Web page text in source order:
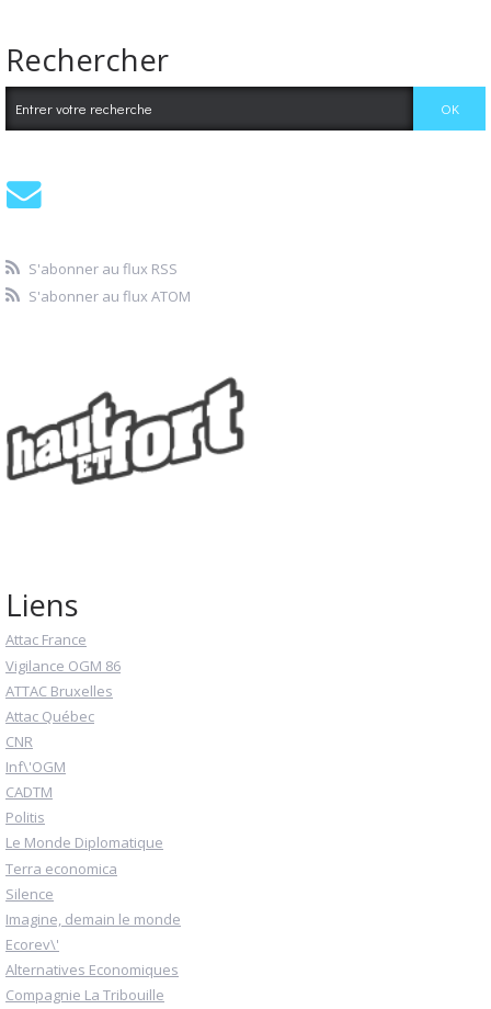
Rechercher
S'abonner au flux RSS
S'abonner au flux ATOM
Liens
Attac France
Vigilance OGM 86
ATTAC Bruxelles
Attac Québec
CNR
Inf\'OGM
CADTM
Politis
Le Monde Diplomatique
Terra economica
Silence
Imagine, demain le monde
Ecorev\'
Alternatives Economiques
Compagnie La Tribouille